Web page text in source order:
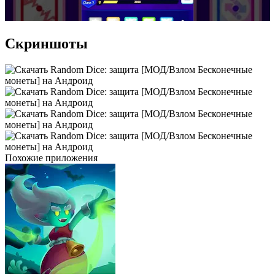
Скриншоты
Похожие приложения